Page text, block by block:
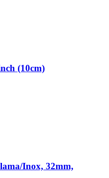
(10cm)
Inox, 32mm,